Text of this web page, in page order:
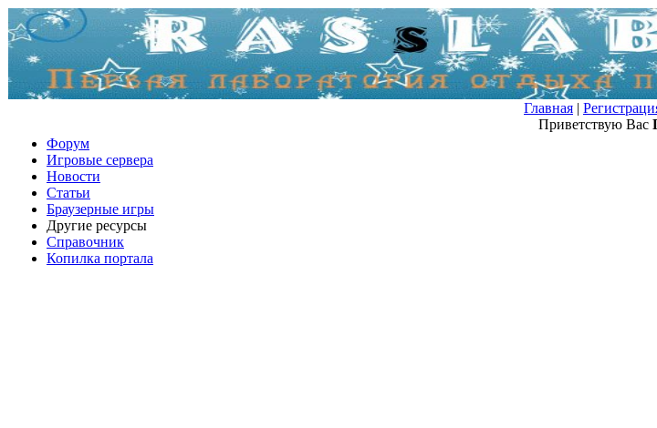
Главная |
Приветствую Вас
Форум
Игровые сервера
Новости
Статьи
Браузерные игры
Другие ресурсы
Справочник
Копилка портала